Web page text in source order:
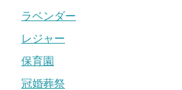
ラベンダー
レジャー
保育園
冠婚葬祭